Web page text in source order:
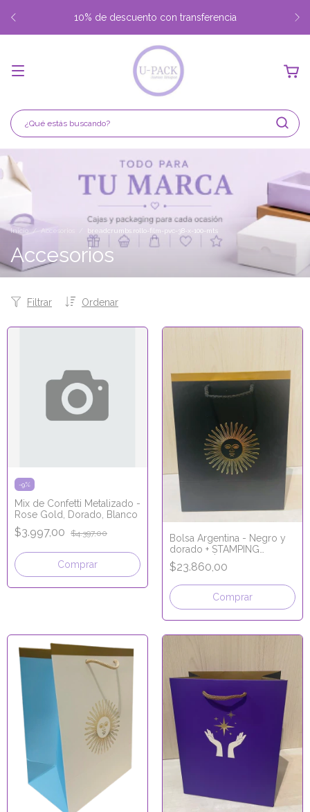
Aires
Inicio / Accesorios breadcrumbs.rollo-film-pvc-38-x-100-mts
Accesorios
Ordenar
Filtrar
-9%
Mix de Confetti Metalizado -
Rose Gold, Dorado, Blanco
$3.997,00 $4.397,00
Bolsa Argentina - Negro y
dorado + STAMPING
HOLOGRÁFICO 18x23x11
$23.860,00
Comprar